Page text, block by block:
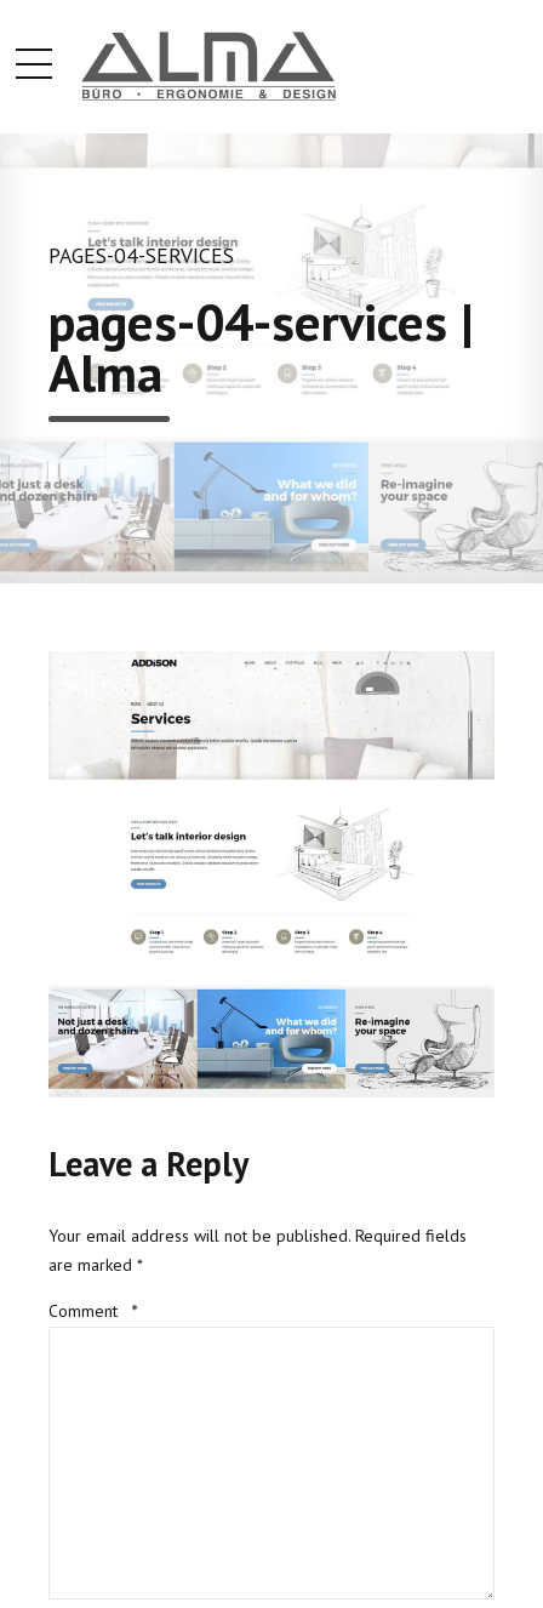
PAGES-04-SERVICES
pages-04-services |
Alma
Leave a Reply
Your email address will not be published. Required fields
are marked *
Comment *